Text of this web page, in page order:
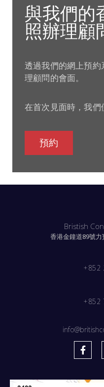
與我們的
照辦理顧
透過我們的網上預
理顧問的會面。
在首次見面時，我們
預約
Bristish
香港金鐘道89號
+852
+852